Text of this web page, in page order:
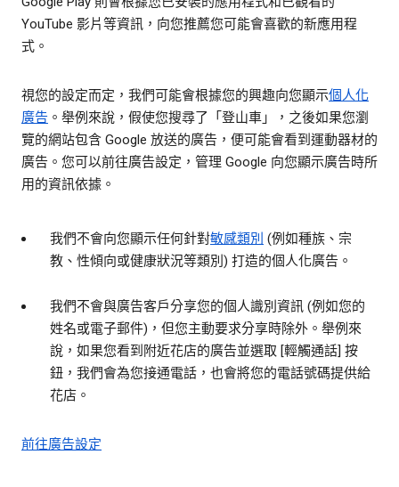
YouTube 影片等資訊，向您推薦您可能會喜歡的新應用程
式。
視您的設定而定，我們可能會根據您的興趣向您顯示個人化
廣告 。舉例來說，假使您搜尋了「登山車」，之後如果您瀏
覽的網站包含 Google 放送的廣告，便可能會看到運動器材的
廣告。您可以前往廣告設定，管理 Google 向您顯示廣告時所
用的資訊依據。
我們不會向您顯示任何針對敏感類別 (例如種族、宗
教、性傾向或健康狀況等類別) 打造的個人化廣告。
我們不會與廣告客戶分享您的個人識別資訊 (例如您的
姓名或電子郵件)，但您主動要求分享時除外。舉例來
說，如果您看到附近花店的廣告並選取 [輕觸通話] 按
鈕，我們會為您接通電話，也會將您的電話號碼提供給
花店。
前往廣告設定